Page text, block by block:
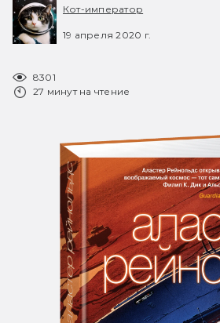
Кот-император
19 апреля 2020 г.
8301
27 минут на чтение